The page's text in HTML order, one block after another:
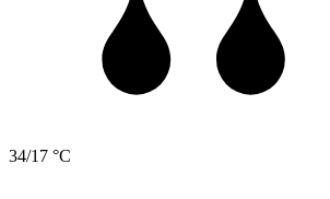
34/17 °C